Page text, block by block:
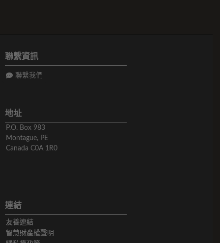
聯繫資訊
聯繫我們
地址
P.O. Box 983
Montague, PE
Canada C0A 1R0
連結
友善連結
智慧財產權聲明